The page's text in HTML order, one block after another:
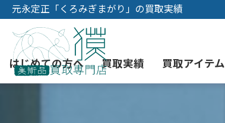
元永定正「くろみぎまがり」の買取実績
はじめての方へ 買取実績 買取アイテム